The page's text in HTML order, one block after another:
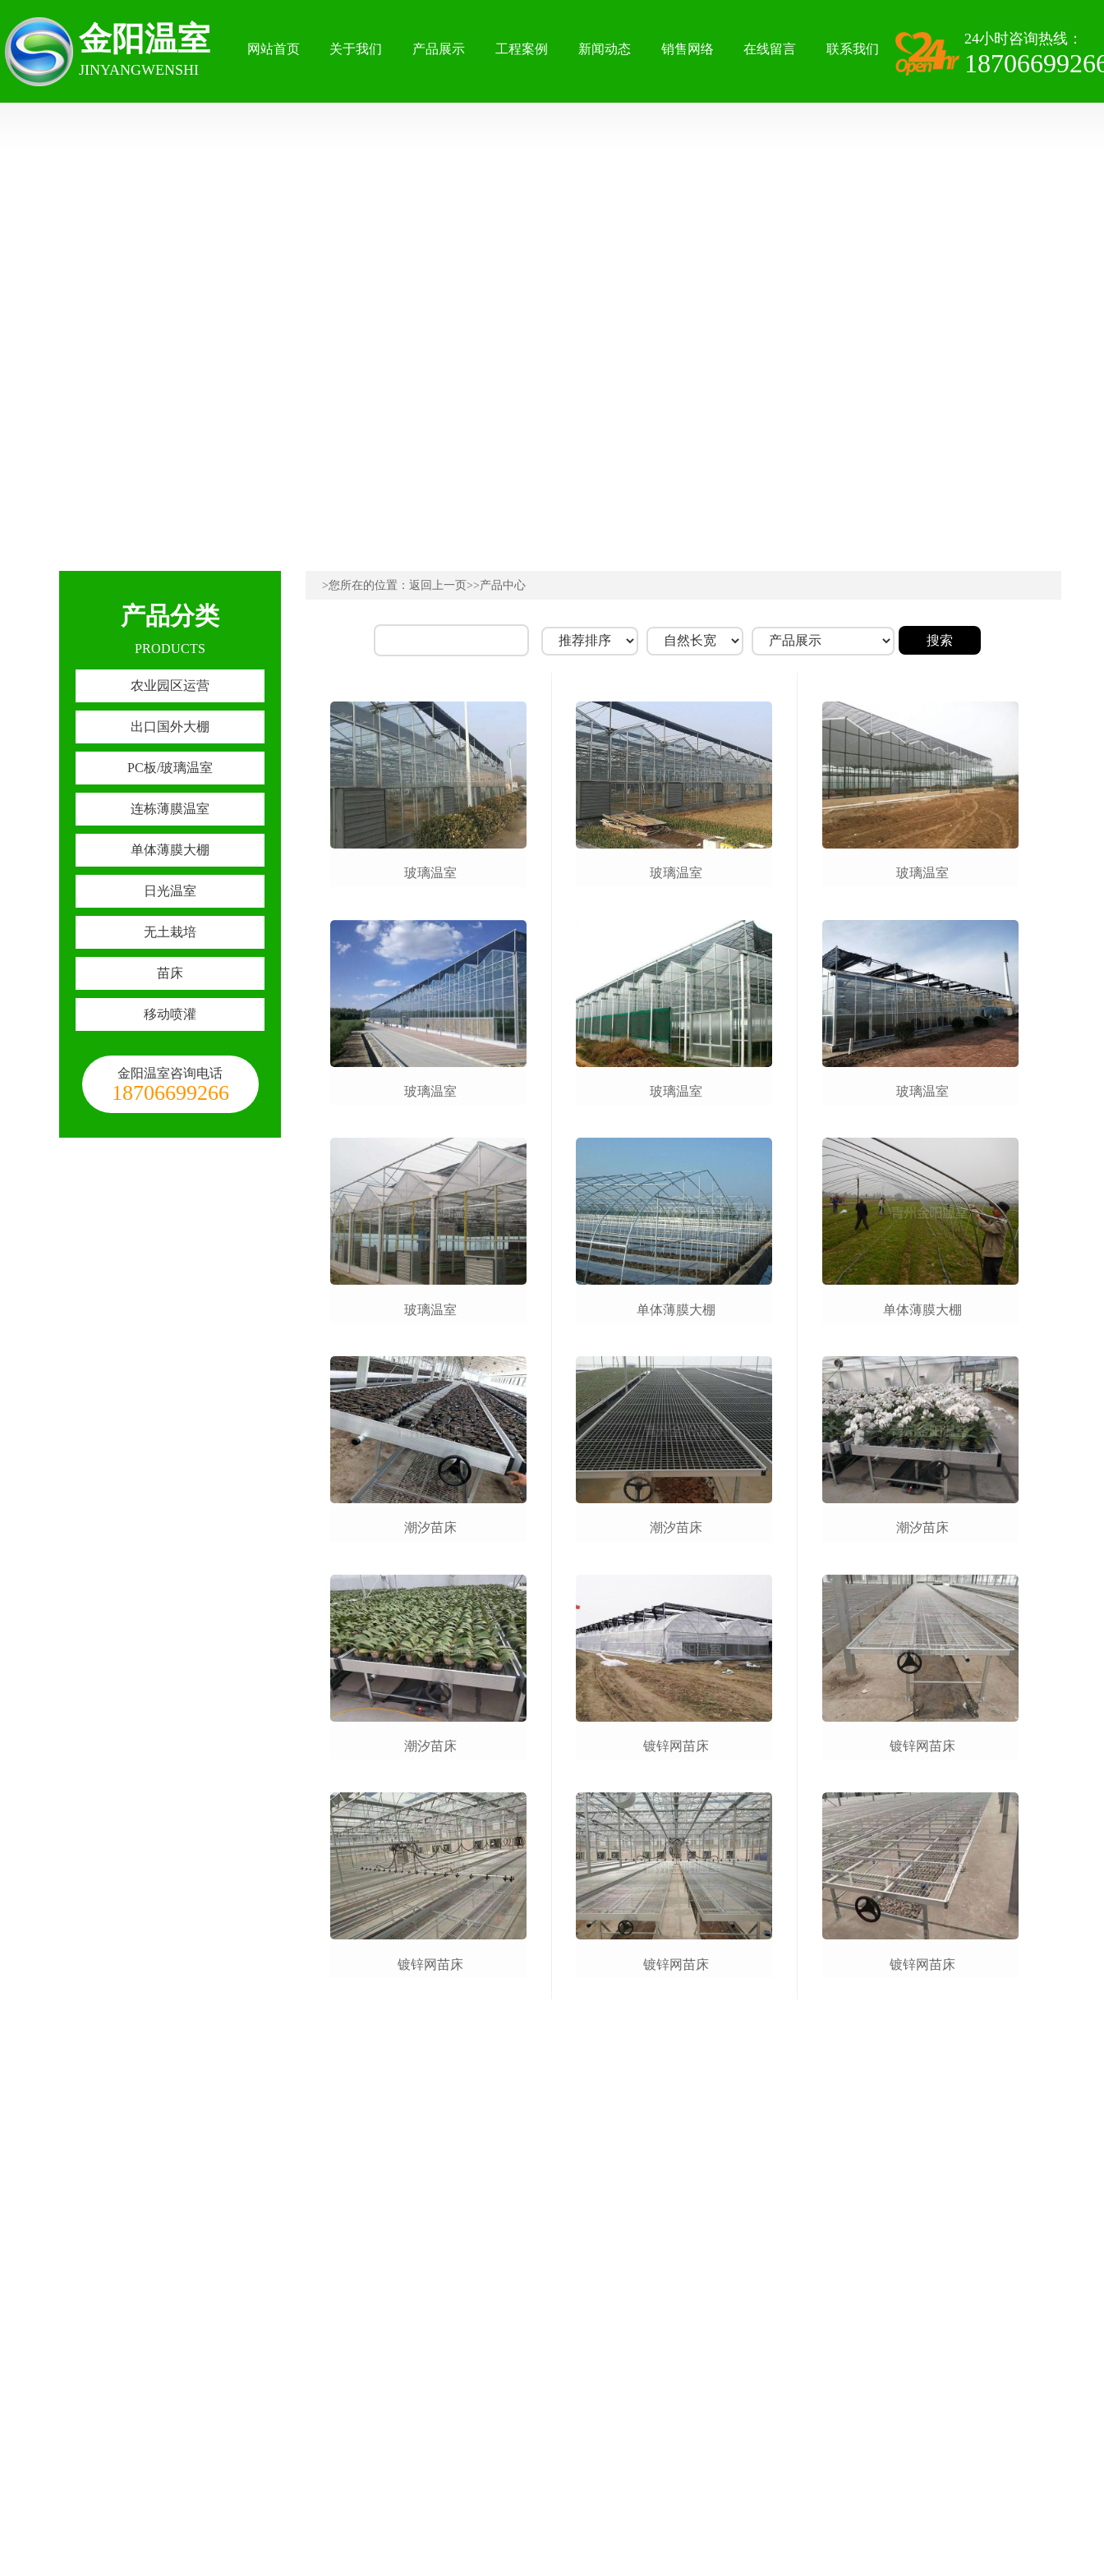
金阳温室
JINYANGWENSHI
网站首页 关于我们 产品展示 工程案例 新闻动态 销售网络 在线留言 联系我们
24小时咨询热线：
产品分类
PRODUCTS
农业园区运营
出口国外大棚
PC板/玻璃温室
连栋薄膜温室
单体薄膜大棚
日光温室
无土栽培
苗床
移动喷灌
金阳温室咨询电话
18706699266
>您所在的位置： 返回上一页 >>产品中心
玻璃温室
玻璃温室
玻璃温室
潮汐苗床
潮汐苗床
镀锌网苗床
玻璃温室
玻璃温室
单体薄膜大棚
潮汐苗床
镀锌网苗床
镀锌网苗床
玻璃温室
玻璃温室
单体薄膜大棚
潮汐苗床
镀锌网苗床
镀锌网苗床